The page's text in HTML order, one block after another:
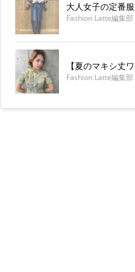
大人女子の定番
Fashion Latte編集部
【夏のマキシ丈
Fashion Latte編集部